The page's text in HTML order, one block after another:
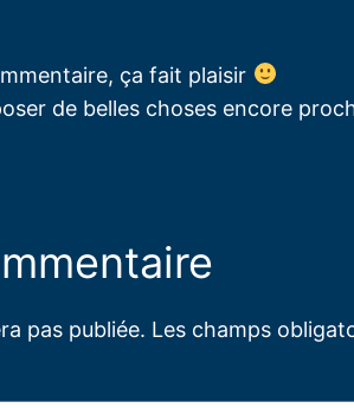
ça fait plaisir
de belles choses encore
pas publiée. Les champs